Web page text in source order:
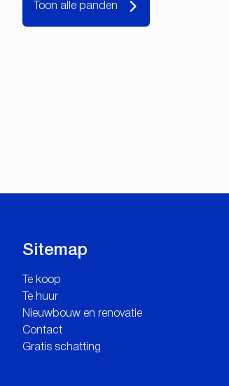
Toon alle panden
Sitemap
Te koop
Te huur
Nieuwbouw en renovatie
Contact
Gratis schatting